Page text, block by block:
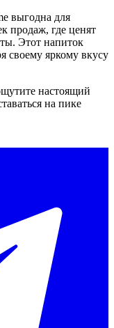
выгодна для
продаж, где ценят
Этот напиток
своему яркому вкусу
настоящий
на пике